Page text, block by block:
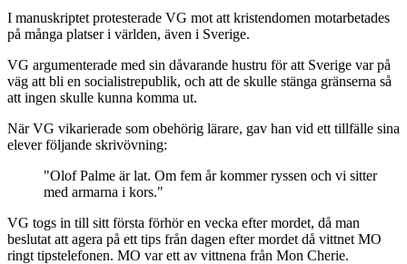
I manuskriptet protesterade VG mot att kristendomen motarbetades
på många platser i världen, även i Sverige.
VG argumenterade med sin dåvarande hustru för att Sverige var på
väg att bli en socialistrepublik, och att de skulle stänga gränserna så
att ingen skulle kunna komma ut.
När VG vikarierade som obehörig lärare, gav han vid ett tillfälle sina
elever följande skrivövning:
"Olof Palme är lat. Om fem år kommer ryssen och vi sitter
med armarna i kors."
VG togs in till sitt första förhör en vecka efter mordet, då man
beslutat att agera på ett tips från dagen efter mordet då vittnet MO
ringt tipstelefonen. MO var ett av vittnena från Mon Cherie.